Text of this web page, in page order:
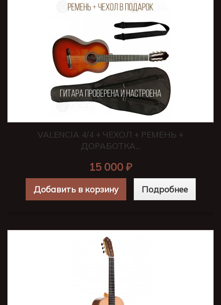
VALENCIA 4/4 + ЧЕХОЛ + РЕМЕНЬ +
ДОРАБОТКА...
15 000 ₽
Добавить в корзину Подробнее